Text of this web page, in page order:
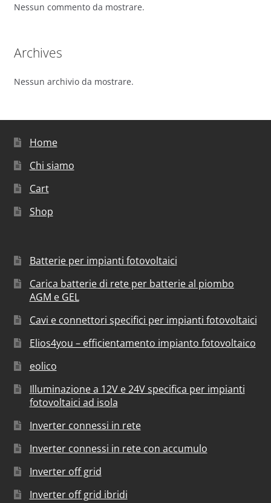
Nessun commento da mostrare.
Archives
Nessun archivio da mostrare.
Home
Chi siamo
Cart
Shop
Batterie per impianti fotovoltaici
Carica batterie di rete per batterie al piombo
AGM e GEL
Cavi e connettori specifici per impianti fotovoltaici
Elios4you – efficientamento impianto fotovoltaico
eolico
Illuminazione a 12V e 24V specifica per impianti
fotovoltaici ad isola
Inverter connessi in rete
Inverter connessi in rete con accumulo
Inverter off grid
Inverter off grid ibridi